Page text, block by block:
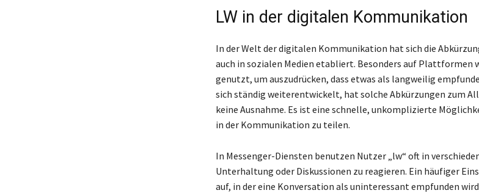
LW in der digitalen Kommunikation
In der Welt der digitalen Kommunikation hat sich die
auch in sozialen Medien etabliert. Besonders auf Plattformen
genutzt, um auszudrücken, dass etwas als langweilig
sich ständig weiterentwickelt, hat solche Abkürzungen zum
keine Ausnahme. Es ist eine schnelle, unkomplizierte
in der Kommunikation zu teilen.
In Messenger-Diensten benutzen Nutzer „lw“ oft in
Unterhaltung oder Diskussionen zu reagieren. Ein häufiger
auf, in der eine Konversation als uninteressant empfunden